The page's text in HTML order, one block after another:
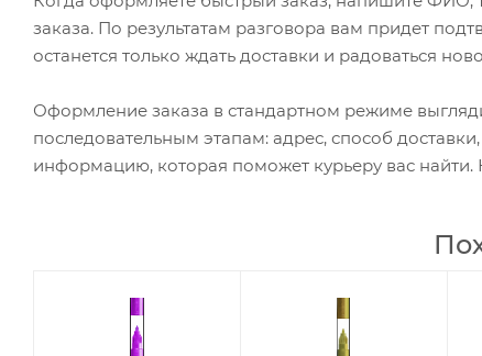
заказа. По результатам разговора вам придет
останется только ждать доставки и радоваться
Оформление заказа в стандартном режиме
последовательным этапам: адрес, способ
информацию, которая поможет курьеру вас